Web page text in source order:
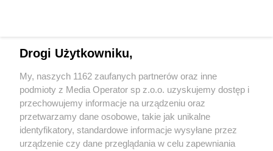
Dlaczego nie!
1 / 8
Wydawca mediów lokalnych
Drogi Użytkowniku,
My, naszych 1162 zaufanych partnerów oraz inne
podmioty z Media Operator sp z.o.o. uzyskujemy dostęp i
przechowujemy informacje na urządzeniu oraz
przetwarzamy dane osobowe, takie jak unikalne
identyfikatory, standardowe informacje wysyłane przez
urządzenie czy dane przeglądania w celu zapewniania